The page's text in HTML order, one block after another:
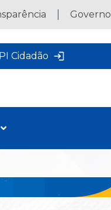
Governo
Cidadão